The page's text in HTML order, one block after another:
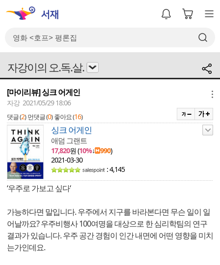
자강이의 오.독.살.
[마이리뷰] 싱크 어게인
자강 2021/05/29 18:06
댓글 (2) 먼댓글 (0) 좋아요 (16)
싱크 어게인
애덤 그랜트
17,820원 (10%↓ 990)
2021-03-30
: 4,145
‘우주로 가보고 싶다‘
가능하다면 말입니다. 우주에서 지구를 바라본다면 무슨 일이 일
어날까요? 우주비행사 100여명을 대상으로 한 심리학팀의 연구
결과가 있습니다. 우주 공간 경험이 인간 내면에 어떤 영향을 미치
는가인데요.